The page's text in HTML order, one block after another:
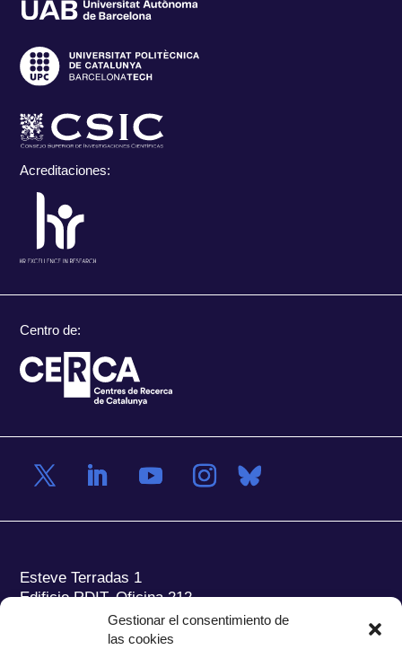
Gestionar el consentimiento de
las cookies
Acreditaciones:
Centro de:
Esteve Terradas 1
Edificio RDIT, Oficina 212
Parc Mediterrani de la Tecnologia (PMT) Campus